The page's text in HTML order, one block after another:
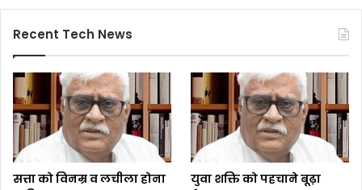
Recent Tech News
सत्ता को विनम्र व लचीला होना
युवा शक्ति को पहचाने बूढ़ा